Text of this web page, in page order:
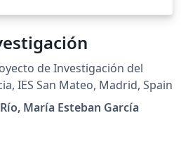
de Investigación del
IES San Mateo, Madrid, Spain
María Esteban García